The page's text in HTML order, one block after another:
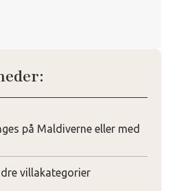
på Maldiverne eller med
villakategorier